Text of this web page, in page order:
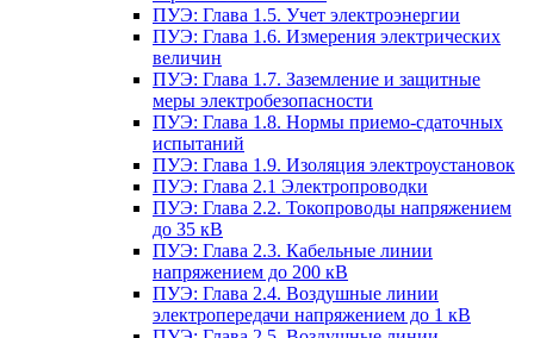
ПУЭ: Глава 1.5. Учет электроэнергии
ПУЭ: Глава 1.6. Измерения электрических
величин
ПУЭ: Глава 1.7. Заземление и защитные
меры электробезопасности
ПУЭ: Глава 1.8. Нормы приемо-сдаточных
испытаний
ПУЭ: Глава 1.9. Изоляция электроустановок
ПУЭ: Глава 2.1 Электропроводки
ПУЭ: Глава 2.2. Токопроводы напряжением
до 35 кВ
ПУЭ: Глава 2.3. Кабельные линии
напряжением до 200 кВ
ПУЭ: Глава 2.4. Воздушные линии
электропередачи напряжением до 1 кВ